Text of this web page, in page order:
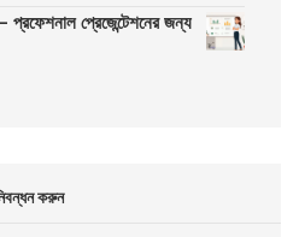
প্রফেশনাল প্রেজেন্টেশনের জন্য
করুন